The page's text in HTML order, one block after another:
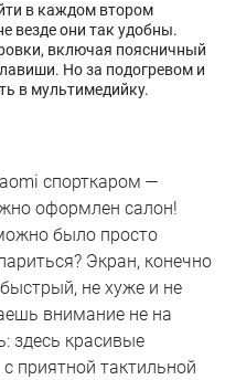
в каждом втором
везде они так удобны.
включая поясничный
Но за подогревом и
в мультимедийку.
спорткаром —
оформлен салон!
было просто
Экран, конечно
не хуже и не
внимание не на
здесь красивые
приятной тактильной